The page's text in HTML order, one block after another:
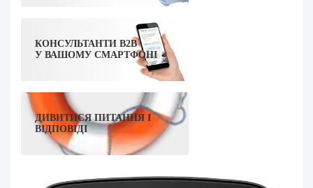
КОНСУЛЬТАНТИ B2B
У ВАШОМУ СМАРТФОНІ
ДИВИТИСЯ ПИТАННЯ І
ВІДПОВІДІ